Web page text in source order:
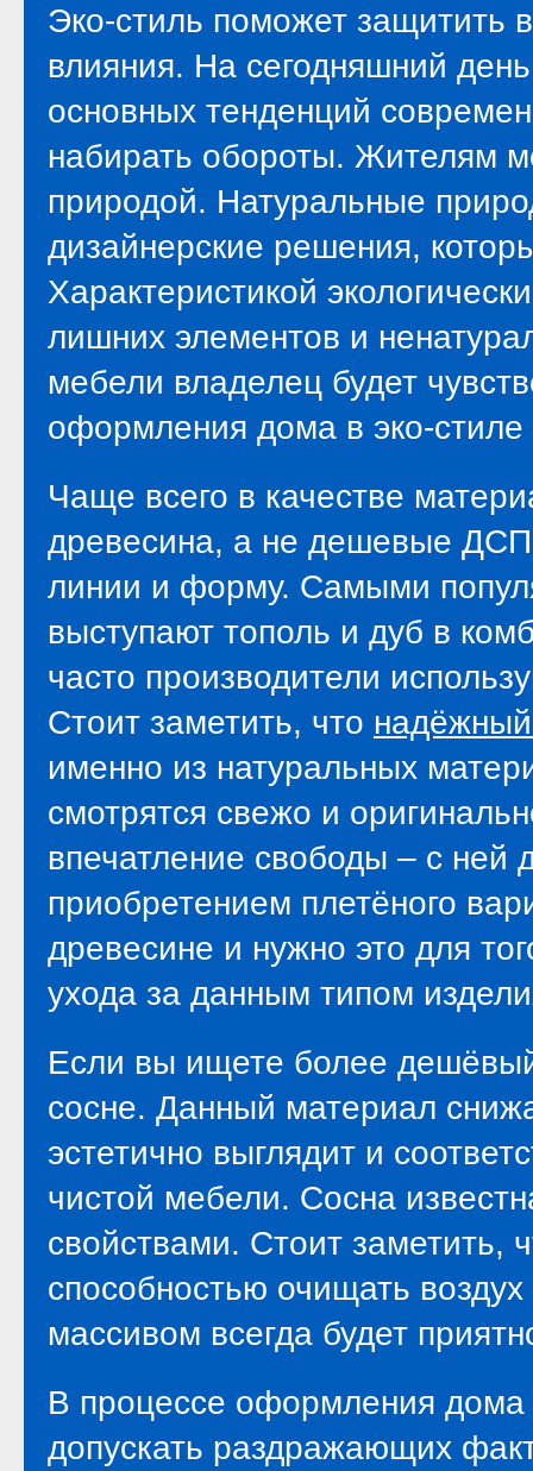
Эко-стиль поможет защитить
влияния. На сегодняшний
основных тенденций
набирать обороты. Жителям
природой. Натуральные
дизайнерские решения,
Характеристикой
лишних элементов и
мебели владелец будет
оформления дома в эко-стиле
Чаще всего в качестве
древесина, а не дешевые
линии и форму. Самыми
выступают тополь и дуб в
часто производители
Стоит заметить, что
именно из натуральных
смотрятся свежо и
впечатление свободы – с
приобретением плетёного
древесине и нужно это для
ухода за данным типом
Если вы ищете более
сосне. Данный материал
эстетично выглядит и
чистой мебели. Сосна
свойствами. Стоит заметить,
способностью очищать
массивом всегда будет
В процессе оформления дома
допускать раздражающих